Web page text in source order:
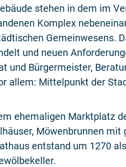
stehen in dem im
Komplex
Gemeinwesens.
und neuen
und Bürgermeister,
allem: Mittelpunkt der
ehemaligen Marktplatz
Möwenbrunnen
entstand um 1270